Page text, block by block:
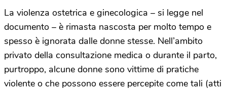
La violenza ostetrica e ginecologica – si legge nel
documento – è rimasta nascosta per molto tempo e
spesso è ignorata dalle donne stesse. Nell’ambito
privato della consultazione medica o durante il parto,
purtroppo, alcune donne sono vittime di pratiche
violente o che possono essere percepite come tali (atti